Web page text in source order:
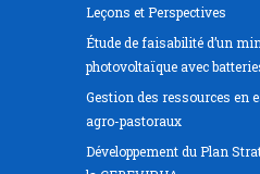
Leçons et Perspectives
Étude de faisabilité d’un
photovoltaïque avec
Gestion des ressources en
agro-pastoraux
Développement du Plan